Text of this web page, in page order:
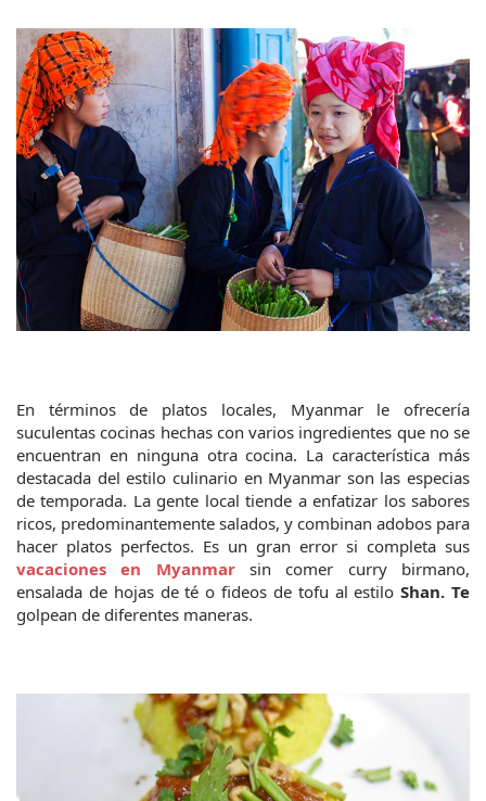
En términos de platos locales, Myanmar le ofrecería
suculentas cocinas hechas con varios ingredientes que no se
encuentran en ninguna otra cocina. La característica más
destacada del estilo culinario en Myanmar son las especias
de temporada. La gente local tiende a enfatizar los sabores
ricos, predominantemente salados, y combinan adobos para
vacaciones en Myanmar sin comer curry birmano,
ensalada de hojas de té o fideos de tofu al estilo Shan. Te
golpean de diferentes maneras.